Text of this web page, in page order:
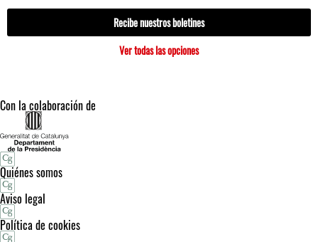
Recibe nuestros boletines
Ver todas las opciones
Con la colaboración de
Quiénes somos
Aviso legal
Política de cookies